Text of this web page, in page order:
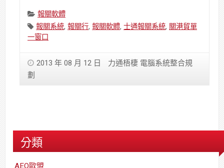
Categories:
報關軟體
Tags:
報關系統, 報關行, 報關軟體, 士通報關系統, 關港貿單
一窗口
2013 年 08 月 12 日
力通梧棲 電腦系統整合規
劃
分類
AEO歐盟